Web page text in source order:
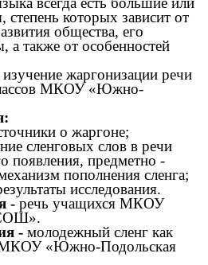
которых зависит от
общества, его
а также от особенностей
изучение жаргонизации речи
МКОУ «Южно-
о жаргоне;
сленговых слов в речи
появления, предметно -
пополнения сленга;
исследования.
-речь учащихся МКОУ
- молодежный сленг как
МКОУ «Южно-Подольская